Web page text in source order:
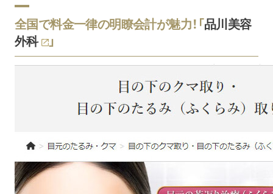
全国で料金一律の明瞭会計が魅力！「品川美容
外科
」